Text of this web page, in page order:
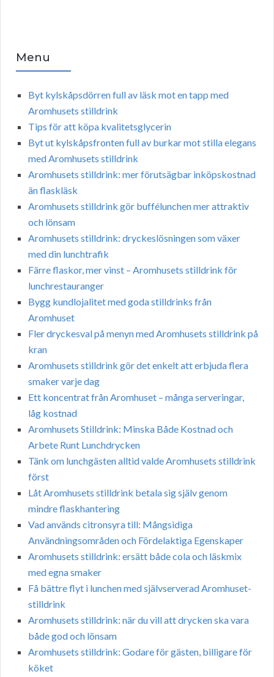
Menu
Byt kylskåpsdörren full av läsk mot en tapp med
Aromhusets stilldrink
Tips för att köpa kvalitetsglycerin
Byt ut kylskåpsfronten full av burkar mot stilla elegans
med Aromhusets stilldrink
Aromhusets stilldrink: mer förutsägbar inköpskostnad
än flaskläsk
Aromhusets stilldrink gör buffélunchen mer attraktiv
och lönsam
Aromhusets stilldrink: dryckeslösningen som växer
med din lunchtrafik
Färre flaskor, mer vinst – Aromhusets stilldrink för
lunchrestauranger
Bygg kundlojalitet med goda stilldrinks från
Aromhuset
Fler dryckesval på menyn med Aromhusets stilldrink på
kran
Aromhusets stilldrink gör det enkelt att erbjuda flera
smaker varje dag
Ett koncentrat från Aromhuset – många serveringar,
låg kostnad
Aromhusets Stilldrink: Minska Både Kostnad och
Arbete Runt Lunchdrycken
Tänk om lunchgästen alltid valde Aromhusets stilldrink
först
Låt Aromhusets stilldrink betala sig själv genom
mindre flaskhantering
Vad används citronsyra till: Mångsidiga
Användningsområden och Fördelaktiga Egenskaper
Aromhusets stilldrink: ersätt både cola och läskmix
med egna smaker
Få bättre flyt i lunchen med självserverad Aromhuset-
stilldrink
Aromhusets stilldrink: när du vill att drycken ska vara
både god och lönsam
Aromhusets stilldrink: Godare för gästen, billigare för
köket